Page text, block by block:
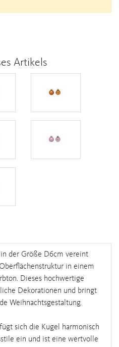
Artikels
der Größe D6cm vereint
in einem
Dieses hochwertige
Dekorationen und bringt
Weihnachtsgestaltung.
sich die Kugel harmonisch
ein und ist eine wertvolle